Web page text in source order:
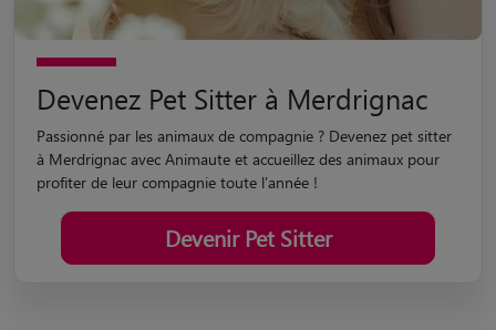
Devenez Pet Sitter à Merdrignac
Passionné par les animaux de compagnie ? Devenez pet sitter
à Merdrignac avec Animaute et accueillez des animaux pour
profiter de leur compagnie toute l'année !
Devenir Pet Sitter